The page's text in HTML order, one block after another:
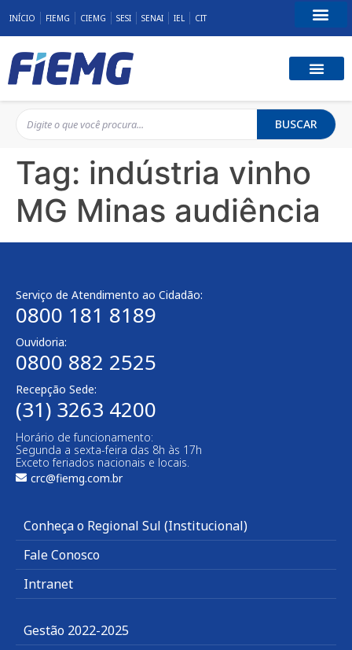
INÍCIO FIEMG CIEMG SESI SENAI IEL CIT
BUSCAR
Tag: indústria vinho
MG Minas audiência
Serviço de Atendimento ao Cidadão:
0800 181 8189
Ouvidoria:
0800 882 2525
Recepção Sede:
(31) 3263 4200
Horário de funcionamento:
Segunda a sexta-feira das 8h às 17h
Exceto feriados nacionais e locais.
crc@fiemg.com.br
Conheça o Regional Sul (Institucional)
Fale Conosco
Intranet
Gestão 2022-2025